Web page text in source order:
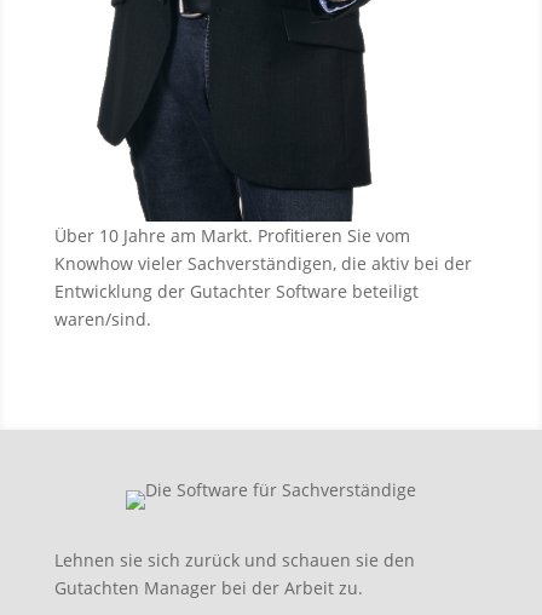
Über 10 Jahre am Markt. Profitieren Sie vom
Knowhow vieler Sachverständigen, die aktiv bei der
Entwicklung der Gutachter Software beteiligt
waren/sind.
Lehnen sie sich zurück und schauen sie den
Gutachten Manager bei der Arbeit zu.